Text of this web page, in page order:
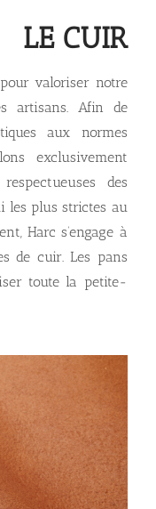
LE CUIR
valoriser notre
artisans. Afin de
aux normes
exclusivement
des
les plus strictes au
Harc s’engage à
de cuir. Les pans
toute la petite-